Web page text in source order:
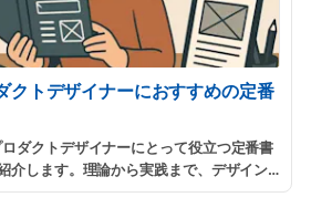
クトデザイナーにおすすめの定番
ダクトデザイナーにとって役立つ定番書
介します。理論から実践まで、デザイン
を集めました。...続きを読む